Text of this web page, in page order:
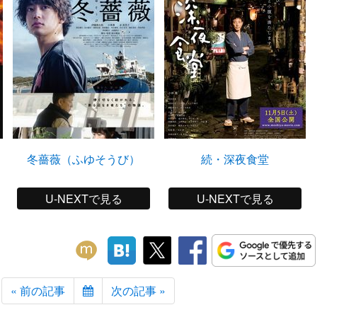
冬薔薇（ふゆそうび）
U-NEXTで見る
続・深夜食堂
U-NEXTで見る
« 前の記事 次の記事 »